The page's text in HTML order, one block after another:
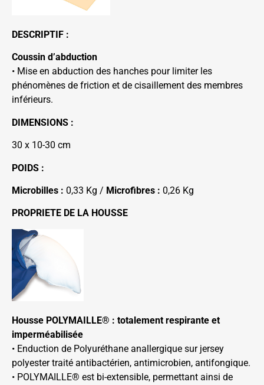
DESCRIPTIF :
Coussin d’abduction
• Mise en abduction des hanches pour limiter les
phénomènes de friction et de cisaillement des membres
inférieurs.
DIMENSIONS :
30 x 10-30 cm
POIDS :
Microbilles : 0,33 Kg / Microfibres : 0,26 Kg
PROPRIETE DE LA HOUSSE
Housse POLYMAILLE® : totalement respirante ­­­­­et
imperméabilisée
• Enduction de Polyuréthane anallergique sur jersey
polyester traité antibactérien, antimicrobien, antifongique.
• POLYMAILLE® est bi-extensible, permettant ainsi de